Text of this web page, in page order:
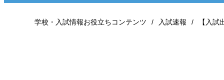
学校・入試情報お役立ちコンテンツ 入試速報 【入